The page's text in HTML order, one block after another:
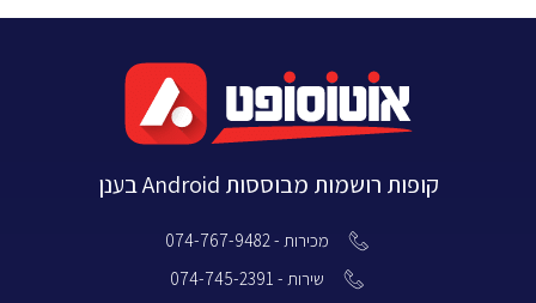
קופות רושמות מבוססות Android בענן
מכירות - 074-767-9482
שירות - 074-745-2391